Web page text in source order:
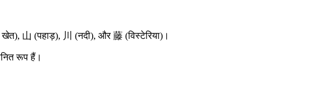
山 (पहाड़), 川 (नदी), और 藤 (विस्टेरिया)।
रूप हैं।